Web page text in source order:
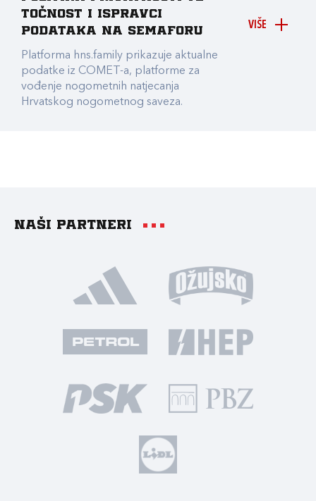
VIŠE
točnost i ispravci
podataka na Semaforu
Platforma hns.family prikazuje aktualne
podatke iz COMET-a, platforme za
vođenje nogometnih natjecanja
Hrvatskog nogometnog saveza.
Naši partneri